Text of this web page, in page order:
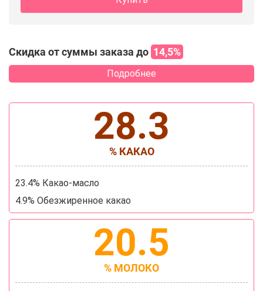
Скидка от суммы заказа до 14,5%
Подробнее
28.3
% КАКАО
23.4% Какао-масло
4.9% Обезжиренное какао
20.5
% МОЛОКО